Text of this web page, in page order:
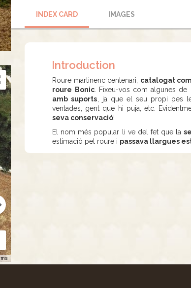
INDEX CARD IMAGES
Introduction
Roure martinenc centenari, catalogat
roure Bonic. Fixeu-vos com algunes de
amb suports , ja que el seu propi pes
ventades, gent que hi puja, etc.
seva conservació!
El nom més popular li ve del fet que la
estimació pel roure i passava llargues